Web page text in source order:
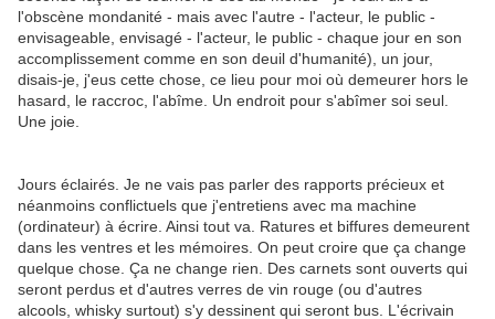
l'obscène mondanité - mais avec l'autre - l'acteur, le public -
envisageable, envisagé - l'acteur, le public - chaque jour en son
accomplissement comme en son deuil d'humanité), un jour,
disais-je, j'eus cette chose, ce lieu pour moi où demeurer hors le
hasard, le raccroc, l'abîme. Un endroit pour s'abîmer soi seul.
Une joie.
Jours éclairés. Je ne vais pas parler des rapports précieux et
néanmoins conflictuels que j'entretiens avec ma machine
(ordinateur) à écrire. Ainsi tout va. Ratures et biffures demeurent
dans les ventres et les mémoires. On peut croire que ça change
quelque chose. Ça ne change rien. Des carnets sont ouverts qui
seront perdus et d'autres verres de vin rouge (ou d'autres
alcools, whisky surtout) s'y dessinent qui seront bus. L'écrivain